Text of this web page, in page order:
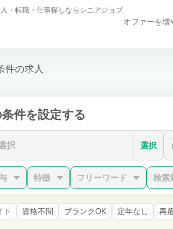
・転職・仕事探しならシニアジョブ
オファーを増
件の求人
件を設定する
択 選択
特徴 フリーワード 検索
ト 資格不問 ブランクOK 定年なし 再